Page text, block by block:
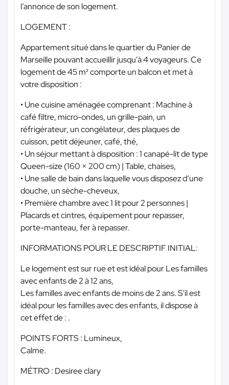
l’annonce de son logement.
LOGEMENT :
Appartement situé dans le quartier du Panier de
Marseille pouvant accueillir jusqu'à 4 voyageurs. Ce
logement de 45 m² comporte un balcon et met à
votre disposition :
• Une cuisine aménagée comprenant : Machine à
café filtre, micro-ondes, un grille-pain, un
réfrigérateur, un congélateur, des plaques de
cuisson, petit déjeuner, café, thé,
• Un séjour mettant à disposition : 1 canapé-lit de type
Queen-size (160 × 200 cm) | Table, chaises,
• Une salle de bain dans laquelle vous disposez d’une
douche, un sèche-cheveux,
• Première chambre avec 1 lit pour 2 personnes |
Placards et cintres, équipement pour repasser,
porte-manteau, fer à repasser.
INFORMATIONS POUR LE DESCRIPTIF INITIAL:
Le logement est sur rue et est idéal pour Les familles
avec enfants de 2 à 12 ans,
Les familles avec enfants de moins de 2 ans. S'il est
idéal pour les familles avec des enfants, il dispose à
cet effet de : .
POINTS FORTS : Lumineux,
Calme.
MÉTRO : Desiree clary